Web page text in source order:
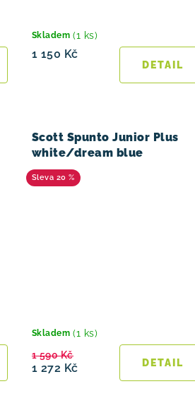
Skladem (1 ks)
1 150 Kč
Scott Spunto Junior Plus
white/dream blue
20 %
Skladem (1 ks)
1 272 Kč
1 590 Kč